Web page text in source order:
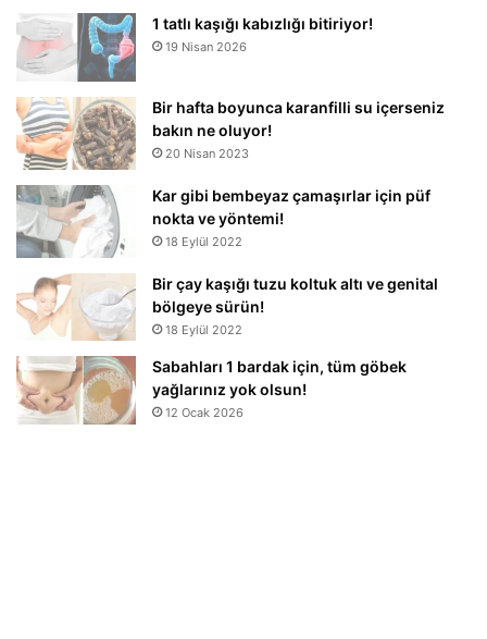
1 tatlı kaşığı kabızlığı bitiriyor!
19 Nisan 2026
Bir hafta boyunca karanfilli su içerseniz
bakın ne oluyor!
20 Nisan 2023
Kar gibi bembeyaz çamaşırlar için püf
nokta ve yöntemi!
18 Eylül 2022
Bir çay kaşığı tuzu koltuk altı ve genital
bölgeye sürün!
18 Eylül 2022
Sabahları 1 bardak için, tüm göbek
yağlarınız yok olsun!
12 Ocak 2026